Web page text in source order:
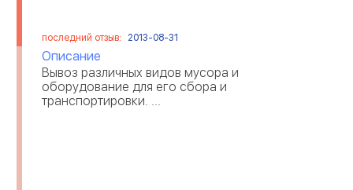
последний отзыв: 2013-08-31
Описание
Вывоз различных видов мусора и
оборудование для его сбора и
транспортировки. ...